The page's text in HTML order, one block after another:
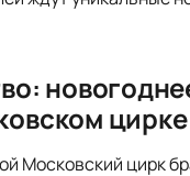
цирке
Московский цирк